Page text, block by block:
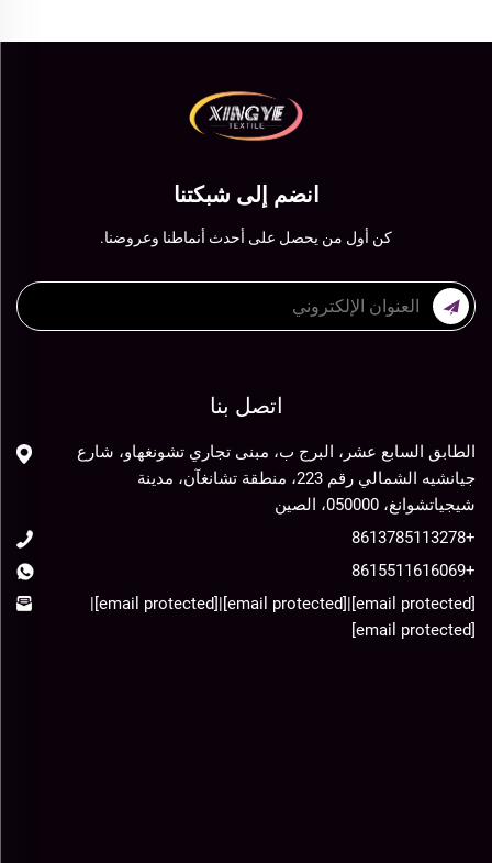
انضم إلى شبكتنا
كن أول من يحصل على أحدث أنماطنا وعروضنا.
اتصل بنا
الطابق السابع عشر، البرج ب، مبنى تجاري تشونغهاو، شارع
جيانشيه الشمالي رقم 223، منطقة تشانغآن، مدينة
شيجياتشوانغ، 050000، الصين
+8613785113278
+8615511616069
[email protected]
|
[email protected]
|
[email protected]
|
[email protected]